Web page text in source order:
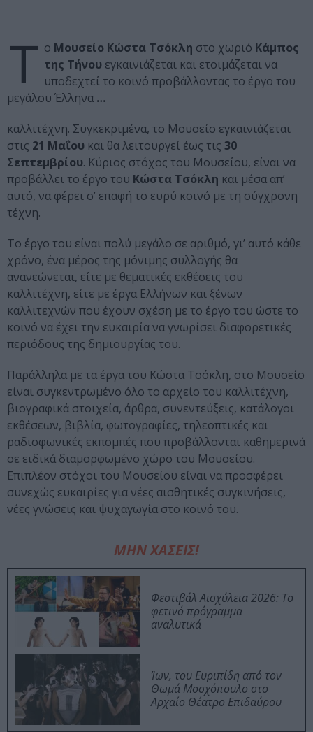
Τ ο Μουσείο Κώστα Τσόκλη στο χωριό Κάμπος
της Τήνου εγκαινιάζεται και ετοιμάζεται να
υποδεχτεί το κοινό προβάλλοντας το έργο του
μεγάλου Έλληνα …
καλλιτέχνη. Συγκεκριμένα, το Μουσείο εγκαινιάζεται
στις 21 Μαΐου και θα λειτουργεί έως τις 30
Σεπτεμβρίου. Κύριος στόχος του Μουσείου, είναι να
προβάλλει το έργο του Κώστα Τσόκλη και μέσα απ’
αυτό, να φέρει σ’ επαφή το ευρύ κοινό με τη σύγχρονη
τέχνη.
Το έργο του είναι πολύ μεγάλο σε αριθμό, γι’ αυτό κάθε
χρόνο, ένα μέρος της μόνιμης συλλογής θα
ανανεώνεται, είτε με θεματικές εκθέσεις του
καλλιτέχνη, είτε με έργα Ελλήνων και ξένων
καλλιτεχνών που έχουν σχέση με το έργο του ώστε το
κοινό να έχει την ευκαιρία να γνωρίσει διαφορετικές
περιόδους της δημιουργίας του.
Παράλληλα με τα έργα του Κώστα Τσόκλη, στο Μουσείο
είναι συγκεντρωμένο όλο το αρχείο του καλλιτέχνη,
βιογραφικά στοιχεία, άρθρα, συνεντεύξεις, κατάλογοι
εκθέσεων, βιβλία, φωτογραφίες, τηλεοπτικές και
ραδιοφωνικές εκπομπές που προβάλλονται καθημερινά
σε ειδικά διαμορφωμένο χώρο του Μουσείου.
Επιπλέον στόχοι του Μουσείου είναι να προσφέρει
συνεχώς ευκαιρίες για νέες αισθητικές συγκινήσεις,
νέες γνώσεις και ψυχαγωγία στο κοινό του.
ΜΗΝ ΧΑΣΕΙΣ!
Φεστιβάλ Αισχύλεια 2026: Το
φετινό πρόγραμμα
αναλυτικά
Ίων, του Ευριπίδη από τον
Θωμά Μοσχόπουλο στο
Αρχαίο Θέατρο Επιδαύρου